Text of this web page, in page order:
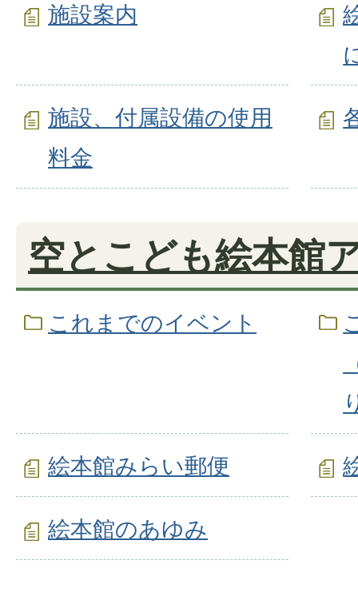
施設案内
施設、付属設備の使用
料金
空とこども絵本館
これまでのイベント
絵本館みらい郵便
絵本館のあゆみ